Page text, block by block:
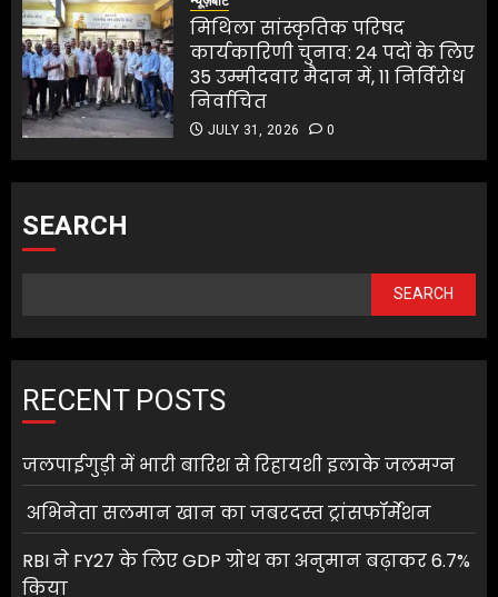
मिथिला सांस्कृतिक परिषद
कार्यकारिणी चुनाव: 24 पदों के लिए
35 उम्मीदवार मैदान में, 11 निर्विरोध
निर्वाचित
JULY 31, 2026 0
SEARCH
SEARCH
RECENT POSTS
जलपाईगुड़ी में भारी बारिश से रिहायशी इलाके जलमग्न
अभिनेता सलमान खान का जबरदस्त ट्रांसफॉर्मेशन
RBI ने FY27 के लिए GDP ग्रोथ का अनुमान बढ़ाकर 6.7%
किया